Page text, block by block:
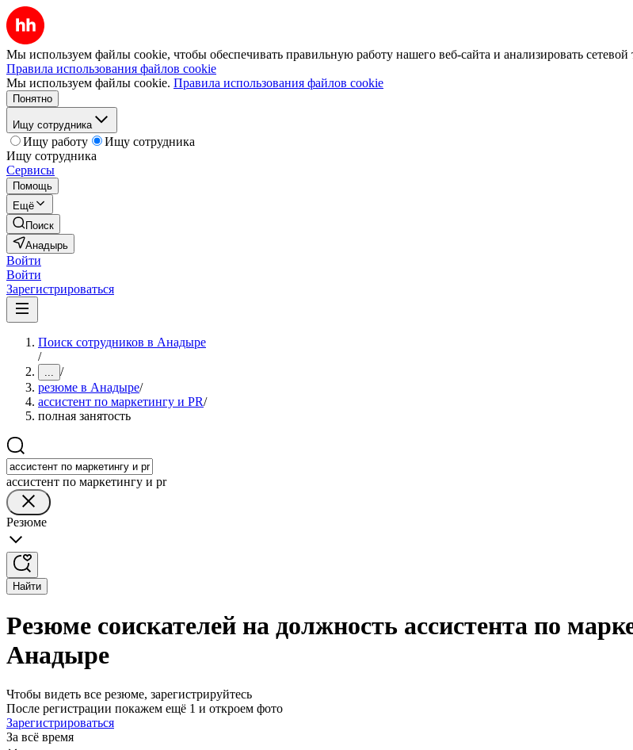
Мы используем файлы cookie, чтобы обеспечивать правильную работу нашего веб-сайта и анализировать сетевой
Правила использования файлов cookie
Мы используем файлы cookie. Правила использования файлов cookie
Понятно
Ищу сотрудника
Ищу работу
Ищу сотрудника
Ищу сотрудника
Сервисы
Помощь
Ещё
Поиск
Анадырь
Войти
Войти
Зарегистрироваться
Поиск сотрудников в Анадыре
/
... /
резюме в Анадыре/
ассистент по маркетингу и PR/
полная занятость
ассистент по маркетингу и pr
Резюме
Найти
Резюме соискателей на должность ассистента по
Анадыре
Чтобы видеть все резюме, зарегистрируйтесь
После регистрации покажем ещё 1 и откроем фото
Зарегистрироваться
За всё время